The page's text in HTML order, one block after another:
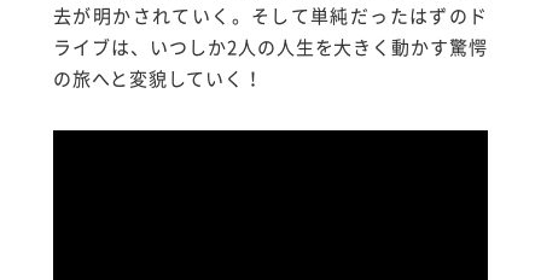
去が明かされていく。そして単純だったはずのド
ライブは、いつしか2人の人生を大きく動かす驚愕
の旅へと変貌していく！